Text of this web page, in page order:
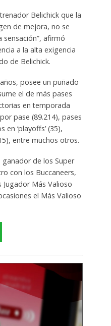
Belichick que la
de mejora, no se
afirmó
a la alta exigencia
de Belichick.
posee un puñado
el de más pases
en temporada
pase (89.214), pases
‘playoffs’ (35),
entre muchos otros.
de los Super
con los Buccaneers,
Más Valioso
el Más Valioso